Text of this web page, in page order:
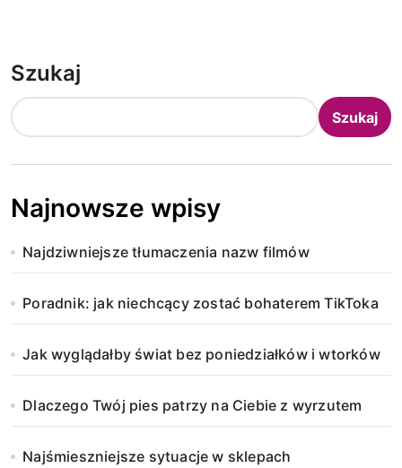
Szukaj
Szukaj
Najnowsze wpisy
Najdziwniejsze tłumaczenia nazw filmów
Poradnik: jak niechcący zostać bohaterem TikToka
Jak wyglądałby świat bez poniedziałków i wtorków
Dlaczego Twój pies patrzy na Ciebie z wyrzutem
Najśmieszniejsze sytuacje w sklepach